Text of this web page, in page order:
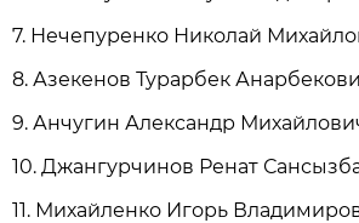
7. Нечепуренко Николай
8. Азекенов Турарбек
9. Анчугин Александр
10. Джангурчинов Ренат
11. Михайленко Игорь